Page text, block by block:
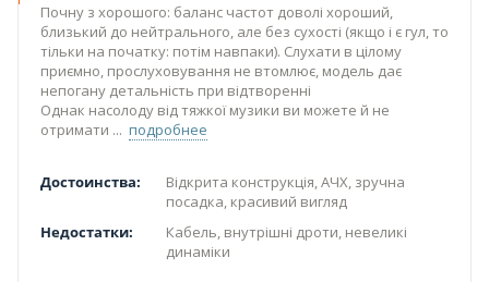
Почну з хорошого: баланс частот доволі хороший,
близький до нейтрального, але без сухості (якщо і є гул, то
тільки на початку: потім навпаки). Слухати в цілому
приємно, прослуховування не втомлює, модель дає
непогану детальність при відтворенні
Однак насолоду від тяжкої музики ви можете й не
отримати
подробнее
Достоинства:
Відкрита конструкція, АЧХ, зручна
посадка, красивий вигляд
Недостатки:
Кабель, внутрішні дроти, невеликі
динаміки